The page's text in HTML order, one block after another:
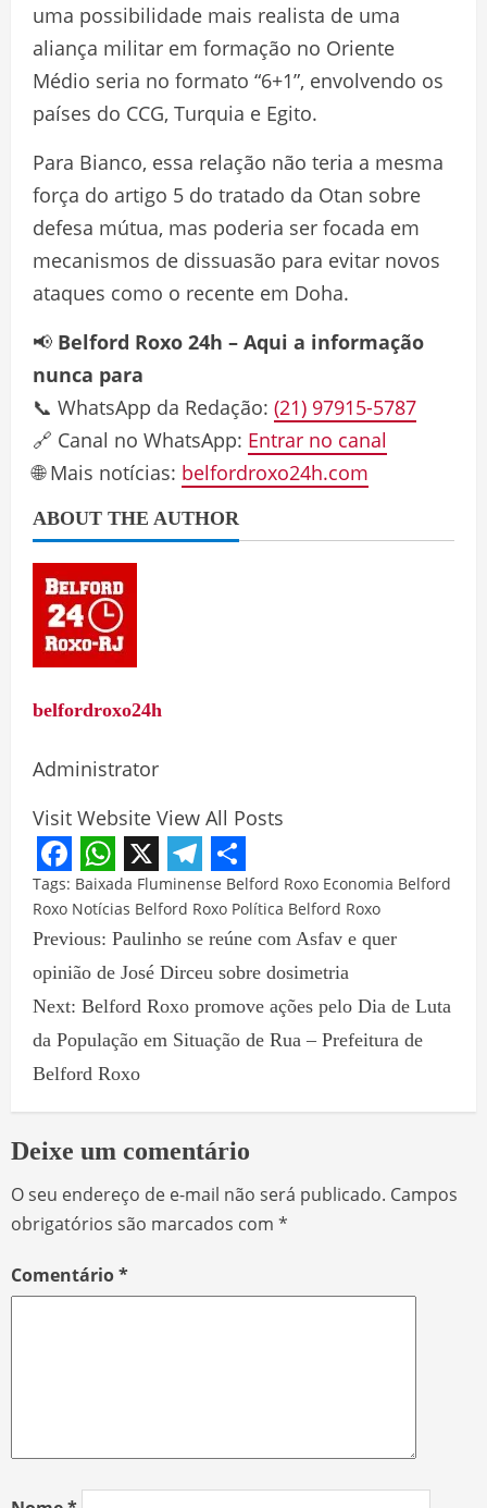
uma possibilidade mais realista de uma
aliança militar em formação no Oriente
Médio seria no formato “6+1”, envolvendo os
países do CCG, Turquia e Egito.
Para Bianco, essa relação não teria a mesma
força do artigo 5 do tratado da Otan sobre
defesa mútua, mas poderia ser focada em
mecanismos de dissuasão para evitar novos
ataques como o recente em Doha.
📢 Belford Roxo 24h – Aqui a informação
nunca para
📞 WhatsApp da Redação: (21) 97915-5787
🔗 Canal no WhatsApp: Entrar no canal
🌐 Mais notícias: belfordroxo24h.com
ABOUT THE AUTHOR
belfordroxo24h
Administrator
Visit Website View All Posts
Facebook
WhatsApp
X Telegram
Share
Tags: Baixada Fluminense Belford Roxo Economia Belford
Roxo Notícias Belford Roxo Política Belford Roxo
Previous: Paulinho se reúne com Asfav e quer
opinião de José Dirceu sobre dosimetria
Next: Belford Roxo promove ações pelo Dia de Luta
da População em Situação de Rua – Prefeitura de
Belford Roxo
Deixe um comentário
O seu endereço de e-mail não será publicado. Campos
obrigatórios são marcados com *
Comentário*